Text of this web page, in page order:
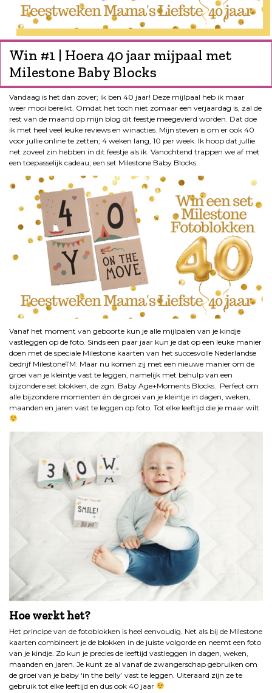
Win #1 | Hoera 40 jaar mijpaal met
Milestone Baby Blocks
Vandaag is het dan zover; ik ben 40 jaar! Deze mijlpaal heb ik maar
weer mooi bereikt. Omdat het toch niet zomaar een verjaardag is, zal de
rest van de maand op mijn blog dit feestje meegevierd worden. Dat doe
ik met heel veel leuke reviews en winacties. Mijn steven is om er ook 40
voor jullie online te zetten; 4 weken lang, 10 per week. Ik hoop dat jullie
net zoveel zin hebben in dit feestje als ik. Vanochtend trappen we af met
een toepasselijk cadeau; een set Milestone Baby Blocks.
Vanaf het moment van geboorte kun je alle mijlpalen van je kindje
vastleggen op de foto. Sinds een paar jaar kun je dat op een leuke manier
doen met de speciale Milestone kaarten van het succesvolle Nederlandse
bedrijf MilestoneTM. Maar nu komen zij met een nieuwe manier om de
groei van je kleintje vast te leggen, namelijk met behulp van een
bijzondere set blokken, de zgn. Baby Age+Moments Blocks. Perfect om
alle bijzondere momenten én de groei van je kleintje in dagen, weken,
maanden en jaren vast te leggen op foto. Tot elke leeftijd die je maar wilt
Hoe werkt het?
Het principe van de fotoblokken is heel eenvoudig. Net als bij de Milestone
kaarten combineert je de blokken in de juiste volgorde en neemt een foto
van je kindje. Zo kun je precies de leeftijd vastleggen in dagen, weken,
maanden en jaren. Je kunt ze al vanaf de zwangerschap gebruiken om
de groei van je baby ‘in the belly’ vast te leggen. Uiteraard zijn ze te
gebruik tot elke leeftijd en dus ook 40 jaar